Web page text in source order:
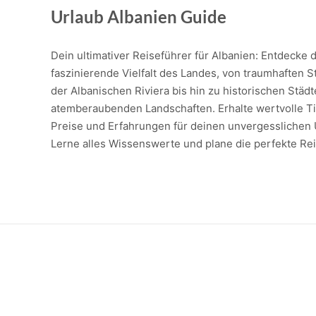
Küche
Urlaub Albanien Guide
Dein ultimativer Reiseführer für Albanien: Entdecke
faszinierende Vielfalt des Landes, von traumhaften
der Albanischen Riviera bis hin zu historischen
atemberaubenden Landschaften. Erhalte wertvolle
Preise und Erfahrungen für deinen unvergesslichen
Lerne alles Wissenswerte und plane die perfekte